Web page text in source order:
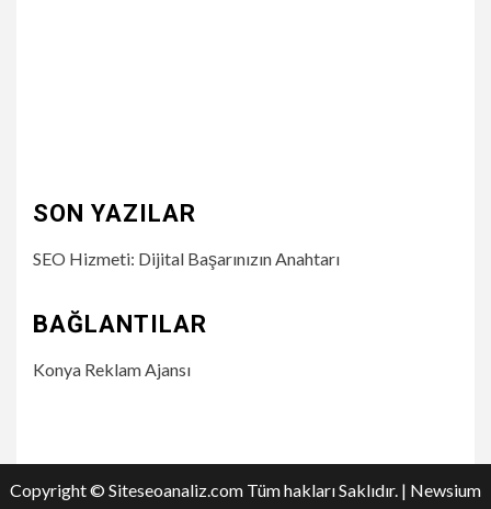
SON YAZILAR
SEO Hizmeti: Dijital Başarınızın Anahtarı
BAĞLANTILAR
Konya Reklam Ajansı
Copyright © Siteseoanaliz.com Tüm hakları Saklıdır. | Newsium